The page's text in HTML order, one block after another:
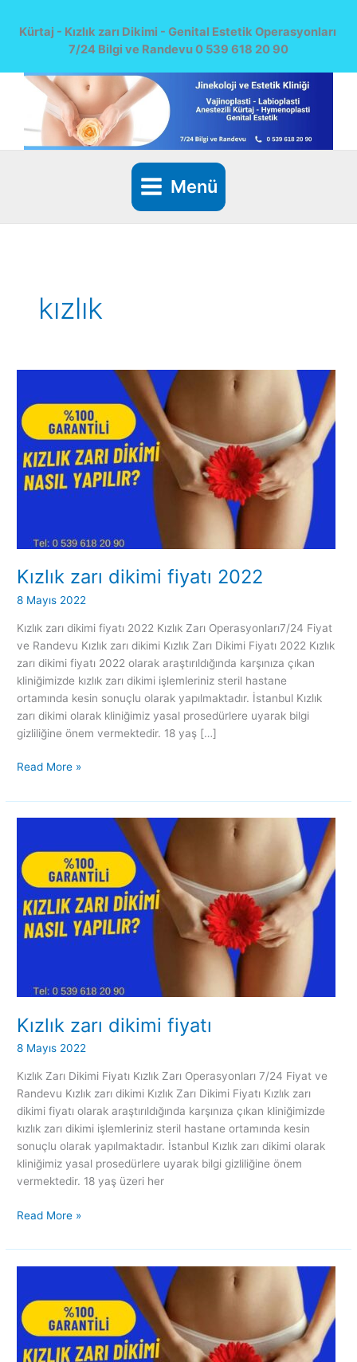
Kürtaj - Kızlık zarı Dikimi - Genital Estetik Operasyonları
7/24 Bilgi ve Randevu 0 539 618 20 90
Menü
kızlık
Kızlık zarı dikimi fiyatı 2022
8 Mayıs 2022
Kızlık zarı dikimi fiyatı 2022 Kızlık Zarı Operasyonları7/24 Fiyat
ve Randevu Kızlık zarı dikimi Kızlık Zarı Dikimi Fiyatı 2022 Kızlık
zarı dikimi fiyatı 2022 olarak araştırıldığında karşınıza çıkan
kliniğimizde kızlık zarı dikimi işlemleriniz steril hastane
ortamında kesin sonuçlu olarak yapılmaktadır. İstanbul Kızlık
zarı dikimi olarak kliniğimiz yasal prosedürlere uyarak bilgi
gizliliğine önem vermektedir. 18 yaş […]
dikimi
fiyatı
2022
Read More »
Kızlık zarı dikimi fiyatı
8 Mayıs 2022
Kızlık Zarı Dikimi Fiyatı Kızlık Zarı Operasyonları 7/24 Fiyat ve
Randevu Kızlık zarı dikimi Kızlık Zarı Dikimi Fiyatı Kızlık zarı
dikimi fiyatı olarak araştırıldığında karşınıza çıkan kliniğimizde
kızlık zarı dikimi işlemleriniz steril hastane ortamında kesin
sonuçlu olarak yapılmaktadır. İstanbul Kızlık zarı dikimi olarak
kliniğimiz yasal prosedürlere uyarak bilgi gizliliğine önem
vermektedir. 18 yaş üzeri her
dikimi
fiyatı
Read More »
dikimi
fiyatları